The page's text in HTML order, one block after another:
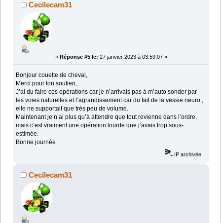
Cecilecam31
« Réponse #5 le: 27 janvier 2023 à 03:59:07 »
Bonjour couette de cheval,
Merci pour ton soutien,
J’ai du faire ces opérations car je n’arrivais pas à m’auto sonder par
les voies naturelles et l’agrandissement car du fait de la vessie neuro ,
elle ne supportait que très peu de volume.
Maintenant je n’ai plus qu’à attendre que tout revienne dans l’ordre,
mais c’est vraiment une opération lourde que j’avais trop sous-
estimée.
Bonne journée
IP archivée
Cecilecam31